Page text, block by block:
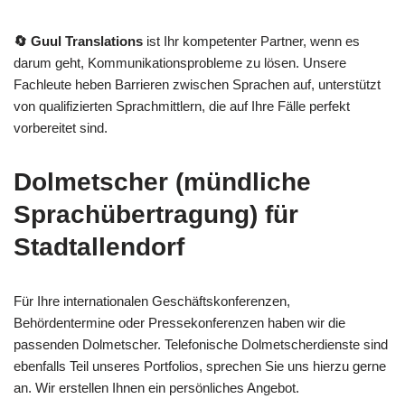
🔄 Guul Translations ist Ihr kompetenter Partner, wenn es
darum geht, Kommunikationsprobleme zu lösen. Unsere
Fachleute heben Barrieren zwischen Sprachen auf, unterstützt
von qualifizierten Sprachmittlern, die auf Ihre Fälle perfekt
vorbereitet sind.
Dolmetscher (mündliche
Sprachübertragung) für
Stadtallendorf
Für Ihre internationalen Geschäftskonferenzen,
Behördentermine oder Pressekonferenzen haben wir die
passenden Dolmetscher. Telefonische Dolmetscherdienste sind
ebenfalls Teil unseres Portfolios, sprechen Sie uns hierzu gerne
an. Wir erstellen Ihnen ein persönliches Angebot.